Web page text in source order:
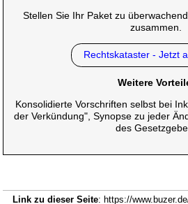
Stellen Sie Ihr Paket zu
zusammen.
Rechtskataster - Jetzt
Weitere
Konsolidierte Vorschriften selbst bei
der Verkündung", Synopse zu jeder
des
Link zu dieser Seite: https://